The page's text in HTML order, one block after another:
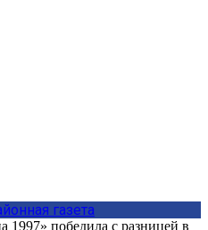
газета
1997» победила с разницей в